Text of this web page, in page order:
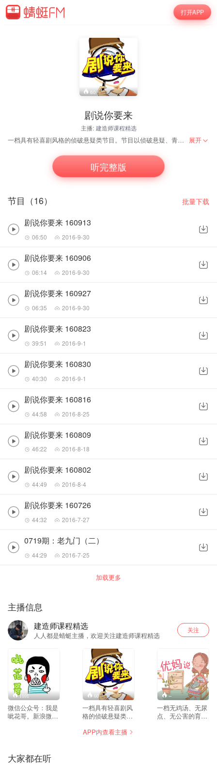
打开APP
60
剧说你要来
主播: 建造师课程精选
一档具有轻喜剧风格的侦破悬疑类节目。节目以侦破悬疑、青春时尚的互动周播剧场为主。 展开
听完整版
节目（16） 批量下载
剧说你要来 160913
06:50 2016-9-30
剧说你要来 160906
06:14 2016-9-30
剧说你要来 160927
06:35 2016-9-30
剧说你要来 160823
39:51 2016-9-1
剧说你要来 160830
40:30 2016-9-1
剧说你要来 160816
44:58 2016-8-25
剧说你要来 160809
46:22 2016-8-18
剧说你要来 160802
44:49 2016-8-4
剧说你要来 160726
44:32 2016-7-27
0719期：老九门（二）
44:29 2016-7-25
加载更多
主播信息
建造师课程精选
人人都是蜻蜓主播，欢迎关注建造师课程精选
关注
1101
微信公众号：我是
呲花哥。新浪微博
不做作的笑话段
60
一档具有轻喜剧风
格的侦破悬疑类节
疑、青春时尚的互
--
一档无鸡汤、无尿
点、无公害的育儿
APP内查看主播
大家都在听